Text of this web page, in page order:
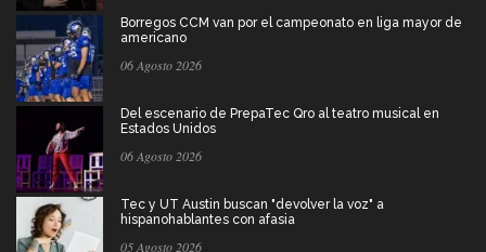
Borregos CCM van por el campeonato en liga mayor de
americano
06 Agosto 2026
Del escenario de PrepaTec Qro al teatro musical en
Estados Unidos
06 Agosto 2026
Tec y UT Austin buscan "devolver la voz" a
hispanohablantes con afasia
05 Agosto 2026